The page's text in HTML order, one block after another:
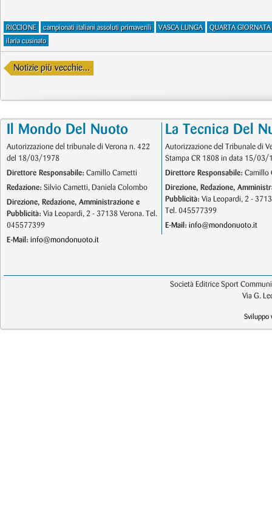
RICCIONE campionati italiani assoluti primaverili VASCA LUNGA
QUARTA GIORNATA
ilaria cusinato
Notizie più vecchie...
Il Mondo Del Nuoto
Autorizzazione del tribunale di Verona n. 422
del 18/03/1978
Direttore Responsabile: Camillo Cametti
Redazione: Silvio Cametti, Daniela Colombo
Direzione, Redazione, Amministrazione e
Pubblicità: Via Leopardi, 2 - 37138 Verona. Tel.
045577399
E-Mail: info@mondonuoto.it
La Tecnica Del
Autorizzazione del Tribunale di
Stampa CR 1808 in data 15/03/
Direttore Responsabile: Camillo
Direzione, Redazione,
Pubblicità: Via Leopardi, 2 -
Tel. 045577399
E-Mail: info@mondonuoto.it
Società Editrice Sport
Via G.
Sviluppo